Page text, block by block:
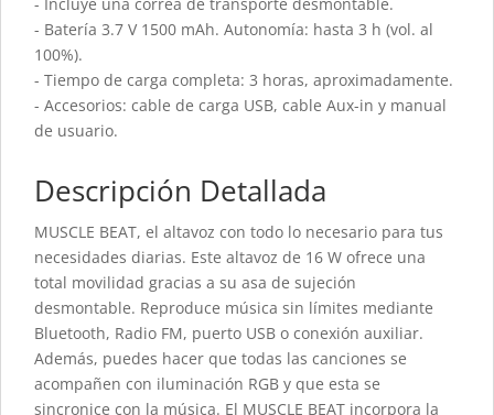
- Incluye una correa de transporte desmontable.
- Batería 3.7 V 1500 mAh. Autonomía: hasta 3 h (vol. al
100%).
- Tiempo de carga completa: 3 horas, aproximadamente.
- Accesorios: cable de carga USB, cable Aux-in y manual
de usuario.
Descripción Detallada
MUSCLE BEAT, el altavoz con todo lo necesario para tus
necesidades diarias. Este altavoz de 16 W ofrece una
total movilidad gracias a su asa de sujeción
desmontable. Reproduce música sin límites mediante
Bluetooth, Radio FM, puerto USB o conexión auxiliar.
Además, puedes hacer que todas las canciones se
acompañen con iluminación RGB y que esta se
sincronice con la música. El MUSCLE BEAT incorpora la